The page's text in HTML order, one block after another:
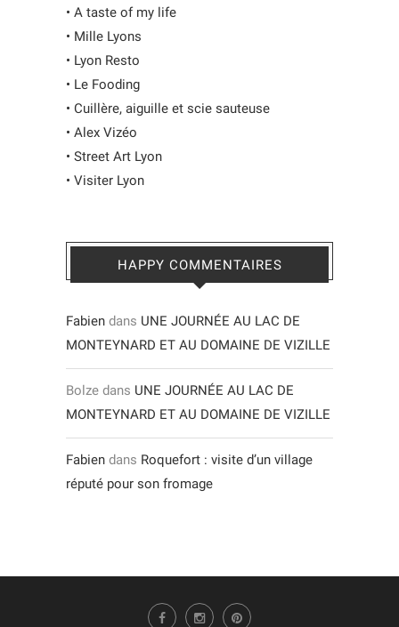
• A taste of my life
• Mille Lyons
• Lyon Resto
• Le Fooding
• Cuillère, aiguille et scie sauteuse
• Alex Vizéo
• Street Art Lyon
• Visiter Lyon
HAPPY COMMENTAIRES
Fabien dans UNE JOURNÉE AU LAC DE
MONTEYNARD ET AU DOMAINE DE VIZILLE
Bolze dans UNE JOURNÉE AU LAC DE
MONTEYNARD ET AU DOMAINE DE VIZILLE
Fabien dans Roquefort : visite d’un village
réputé pour son fromage